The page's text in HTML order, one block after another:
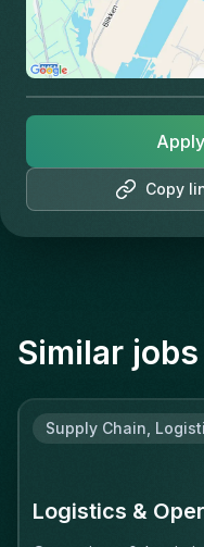
Copy
Similar jobs
Supply Chain,
Logistics &